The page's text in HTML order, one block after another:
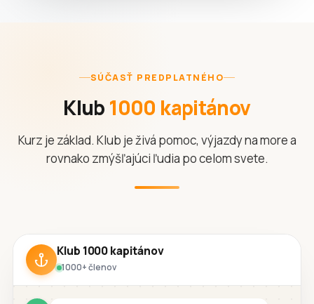
SÚČASŤ PREDPLATNÉHO
Klub 1000 kapitánov
Kurz je základ. Klub je živá pomoc, výjazdy na more a
rovnako zmýšľajúci ľudia po celom svete.
Klub 1000 kapitánov
1000+ členov